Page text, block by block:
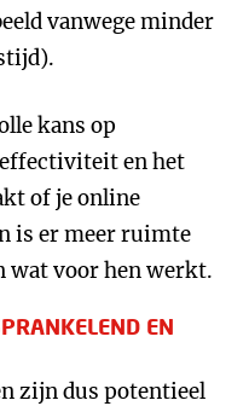
vanwege minder
kans op
en het
of je online
is er meer ruimte
wat voor hen werkt.
EN
zijn dus potentieel